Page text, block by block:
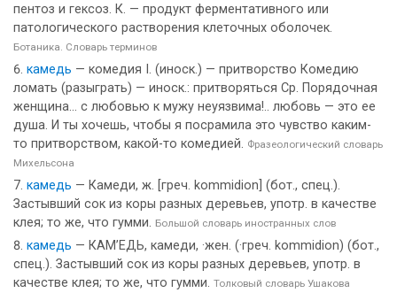
пентоз и гексоз. К. — продукт ферментативного или
патологического растворения клеточных оболочек.
Ботаника. Словарь терминов
камедь — комедия I. (иноск.) — притворство Комедию
ломать (разыграть) — иноск.: притворяться Ср. Порядочная
женщина... с любовью к мужу неуязвима!.. любовь — это ее
душа. И ты хочешь, чтобы я посрамила это чувство каким-
то притворством, какой-то комедией. Фразеологический словарь
Михельсона
камедь — Камеди, ж. [греч. kommidion] (бот., спец.).
Застывший сок из коры разных деревьев, употр. в качестве
клея; то же, что гумми. Большой словарь иностранных слов
камедь — КАМ’ЕДЬ, камеди, ·жен. (·греч. kommidion) (бот.,
спец.). Застывший сок из коры разных деревьев, употр. в
качестве клея; то же, что гумми. Толковый словарь Ушакова